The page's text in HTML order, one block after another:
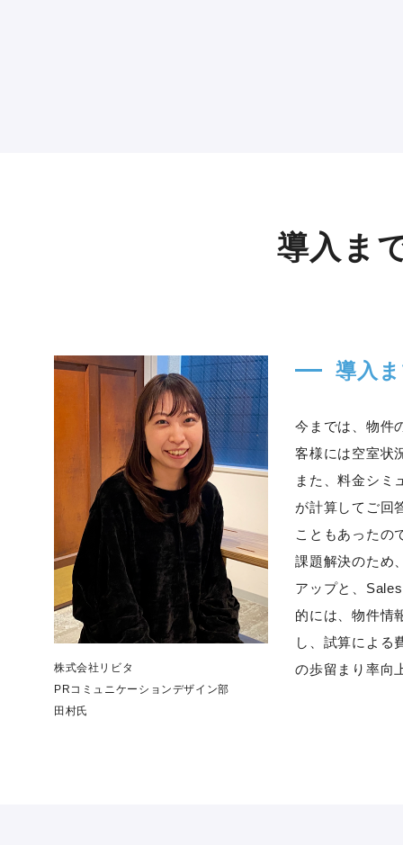
導入ま
導入
今までは、物件
客様には空室状
また、料金シミ
が計算してご回
こともあったの
課題解決のため
アップと、
的には、物件情
し、試算による
の歩留まり率向
株式会社リビタ
PRコミュニケーションデザイン部
田村氏